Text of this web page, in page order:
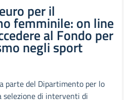
per il
femminile: on line
al Fondo per
negli sport
parte del Dipartimento per lo
selezione di interventi di